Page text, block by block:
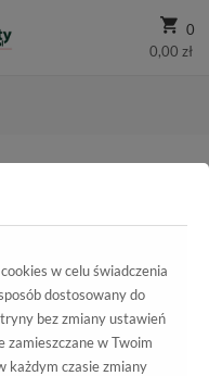
0
0,00 zł
w celu świadczenia
dostosowany do
bez zmiany ustawień
zamieszczane w Twoim
każdym czasie zmiany